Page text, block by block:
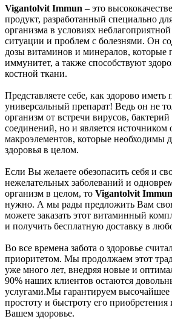
Vigantolvit Immun – это
продукт, разработанный специально
организма в условиях
ситуации и проблем с болезнями. Он
дозы витаминов и минералов, которые
иммунитет, а также способствуют
костной ткани.
Представляете себе, как здорово иметь
универсальный препарат! Ведь он не
организм от встречи вирусов,
соединений, но и является
макроэлементов, которые необходимы
здоровья в целом.
Если Вы желаете обезопасить себя и
нежелательных заболеваний и
организм в целом, то Vigantolvit Immun
нужно. А мы рады предложить Вам
можете заказать этот витаминный
и получить бесплатную доставку в
Во все времена забота о здоровье
приоритетом. Мы продолжаем этот
уже много лет, внедряя новые и
90% наших клиентов остаются
услугами.Мы гарантируем высочайшее
простоту и быстроту его приобретения
Вашем здоровье.